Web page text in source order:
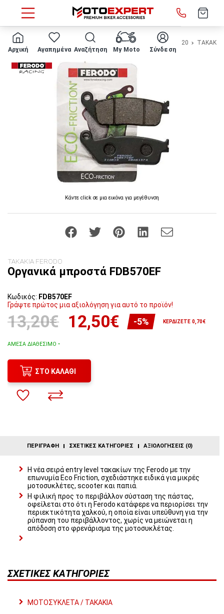
Αρχική Αγαπημένα Αναζήτηση My Moto Σύνδεση
HOME Μάρκα/μοντέλο HONDA FORZA 300 2019 - 2020 ΤΑΚΑΚΙΑ
Κάντε click σε μια εικόνα για μεγέθυνση
ΤΑΚΑΚΙΑ FERODO
Οργανικά μπροστά FDB570EF
Κωδικός: FDB570EF
Γράψτε πρώτος μια αξιολόγηση για αυτό το προϊόν!
13,20€ 12,50€ -5% ΚΕΡΔΊΖΕΤΕ 0,70€
ΆΜΕΣΑ ΔΙΑΘΈΣΙΜΟ •
ΣΤΟ ΚΑΛΆΘΙ
ΠΕΡΙΓΡΑΦΉ ΣΧΕΤΙΚΈΣ ΚΑΤΗΓΟΡΊΕΣ ΑΞΙΟΛΟΓΉΣΕΙΣ (0)
Η νέα σειρά entry level τακακίων της Ferodo με την
επωνυμία Eco Friction, σχεδιάστηκε ειδικά για μικρές
μοτοσυκλέτες, scooter και παπιά.
Η φιλική προς το περιβάλλον σύσταση της πάστας,
οφείλεται στο ότι η Ferodo κατάφερε να περιορίσει την
περιεκτικότητα χαλκού, η οποία είναι υπεύθυνη για την
ρύπανση του περιβάλλοντος, χωρίς να μειώνεται η
απόδοση στο φρενάρισμα της μοτοσυκλέτας.
ΣΧΕΤΙΚΈΣ ΚΑΤΗΓΟΡΊΕΣ
ΜΟΤΟΣΥΚΛΕΤΑ / ΤΑΚΑΚΙΑ